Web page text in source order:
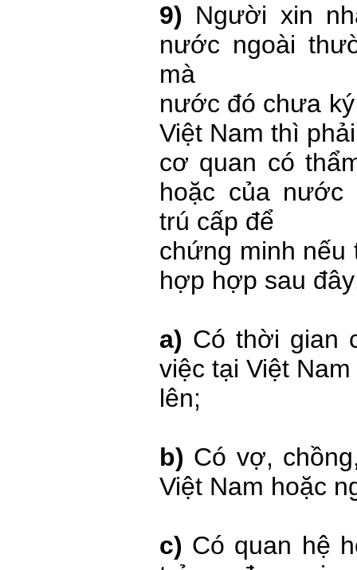
9) Người xin
nước ngoài
mà
nước đó chưa
Việt Nam thì
cơ quan có
hoặc của
trú cấp để
chứng minh
hợp hợp sau
a) Có thời gian
việc tại Việt
lên;
b) Có vợ,
Việt Nam hoặc
c) Có quan hệ